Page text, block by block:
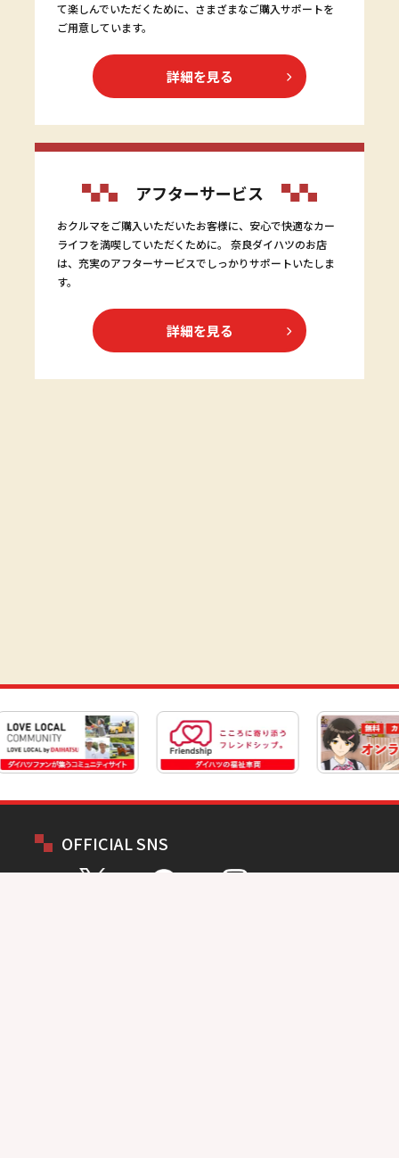
て楽しんでいただくために、さまざまなご購入サポートを
ご用意しています。
詳細を見る
アフターサービス
おクルマをご購入いただいたお客様に、安心で快適なカー
ライフを満喫していただくために。 奈良ダイハツのお店
は、充実のアフターサービスでしっかりサポートいたしま
す。
詳細を見る
OFFICIAL SNS